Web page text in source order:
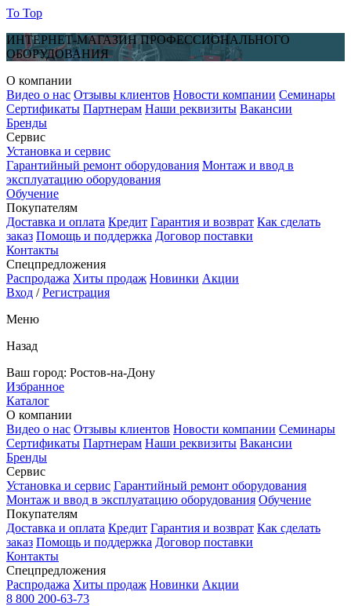
To Top
ИНТЕРНЕТ-МАГАЗИН ПРОФЕССИОНАЛЬНОГО
ОБОРУДОВАНИЯ
О компании
Видео о нас Отзывы клиентов Новости компании Семинары
Сертификаты Партнерам Наши реквизиты Вакансии
Бренды
Сервис
Установка и сервис
Гарантийный ремонт оборудования Монтаж и ввод в
эксплуатацию оборудования
Обучение
Покупателям
Доставка и оплата Кредит Гарантия и возврат Как сделать
заказ Помощь и поддержка Договор поставки
Контакты
Спецпредложения
Распродажа Хиты продаж Новинки Акции
Вход /Регистрация
Меню
Назад
Ваш город: Ростов-на-Дону
Избранное
Каталог
О компании
Видео о нас Отзывы клиентов Новости компании Семинары
Сертификаты Партнерам Наши реквизиты Вакансии
Бренды
Сервис
Установка и сервис Гарантийный ремонт оборудования
Монтаж и ввод в эксплуатацию оборудования Обучение
Покупателям
Доставка и оплата Кредит Гарантия и возврат Как сделать
заказ Помощь и поддержка Договор поставки
Контакты
Спецпредложения
Распродажа Хиты продаж Новинки Акции
8 800 200-63-73